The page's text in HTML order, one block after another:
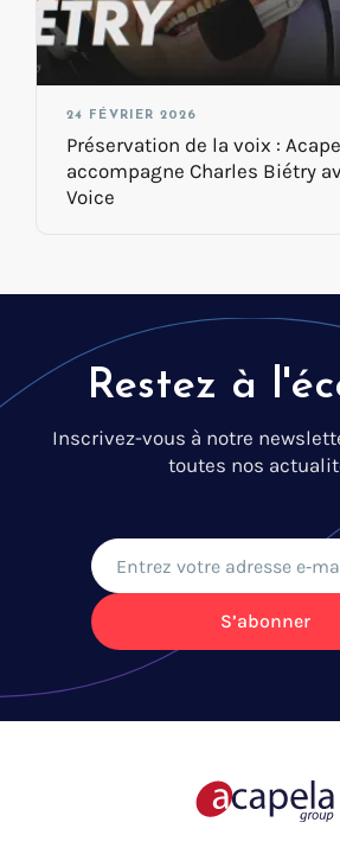
24 FÉVRIER 2026
Préservation de la voix :
accompagne Charles Biétry
Voice
Restez à
Inscrivez-vous à notre
toutes nos
S’abonner